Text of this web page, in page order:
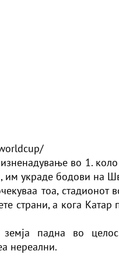
во 1. коло
им украде бодови на
тоа,
страни, а кога Катар
падна во
нереални.